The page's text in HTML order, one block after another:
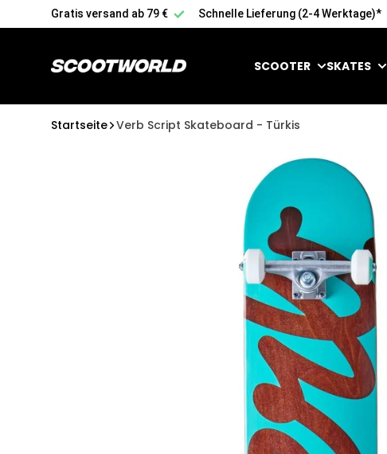
Zum Inhalt springen
Gratis versand ab 79 € Schnelle Lieferung (2-4 Werktage)*
SCOOTER SKATES
Startseite Verb Script Skateboard - Türkis